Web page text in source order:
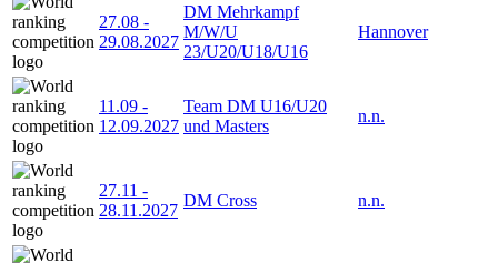
27.08 -
29.08.2027
DM Mehrkampf
M/W/U
23/U20/U18/U16
Hannover
11.09 -
12.09.2027
Team DM U16/U20
und Masters
n.n.
27.11 -
28.11.2027
DM Cross n.n.